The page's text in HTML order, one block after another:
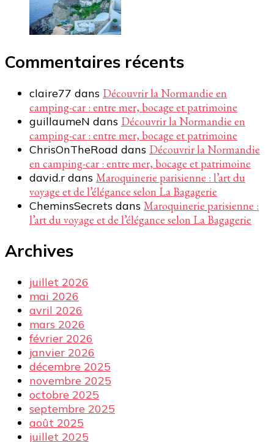
Commentaires récents
claire77 dans Découvrir la Normandie en
camping-car : entre mer, bocage et patrimoine
guillaumeN dans Découvrir la Normandie en
camping-car : entre mer, bocage et patrimoine
ChrisOnTheRoad dans Découvrir la Normandie
en camping-car : entre mer, bocage et patrimoine
david.r dans Maroquinerie parisienne : l’art du
voyage et de l’élégance selon La Bagagerie
CheminsSecrets dans Maroquinerie parisienne :
l’art du voyage et de l’élégance selon La Bagagerie
Archives
juillet 2026
mai 2026
avril 2026
mars 2026
février 2026
janvier 2026
décembre 2025
novembre 2025
octobre 2025
septembre 2025
août 2025
juillet 2025